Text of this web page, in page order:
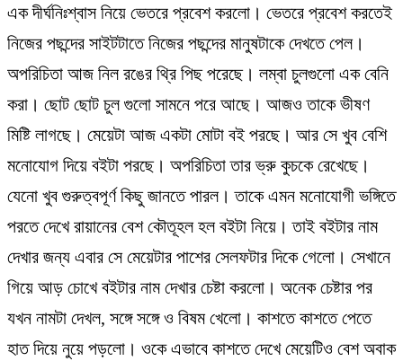
এক দীর্ঘনিঃশ্বাস নিয়ে ভেতরে প্রবেশ করলো। ভেতরে প্রবেশ করতেই
নিজের পছন্দের সাইটটাতে নিজের পছন্দের মানুষটাকে দেখতে পেল।
অপরিচিতা আজ নিল রঙের থ্রি পিছ পরেছে। লম্বা চুলগুলো এক বেনি
করা। ছোট ছোট চুল গুলো সামনে পরে আছে। আজও তাকে ভীষণ
মিষ্টি লাগছে। মেয়েটা আজ একটা মোটা বই পরছে। আর সে খুব বেশি
মনোযোগ দিয়ে বইটা পরছে। অপরিচিতা তার ভ্রু কুচকে রেখেছে।
যেনো খুব গুরুত্বপূর্ণ কিছু জানতে পারল। তাকে এমন মনোযোগী ভঙ্গিতে
পরতে দেখে রায়ানের বেশ কৌতূহল হল বইটা নিয়ে। তাই বইটার নাম
দেখার জন্য এবার সে মেয়েটার পাশের সেলফটার দিকে গেলো। সেখানে
গিয়ে আড় চোখে বইটার নাম দেখার চেষ্টা করলো। অনেক চেষ্টার পর
যখন নামটা দেখল, সঙ্গে সঙ্গে ও বিষম খেলো। কাশতে কাশতে পেতে
হাত দিয়ে নুয়ে পড়লো। ওকে এভাবে কাশতে দেখে মেয়েটিও বেশ অবাক